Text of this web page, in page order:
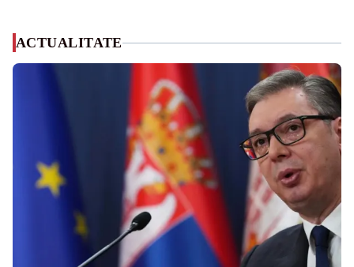
ACTUALITATE